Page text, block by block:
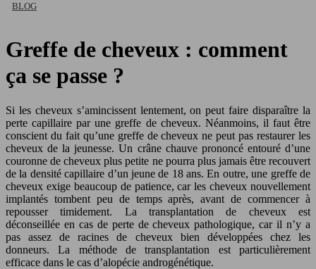
BLOG
Greffe de cheveux : comment
ça se passe ?
Si les cheveux s’amincissent lentement, on peut faire disparaître la
perte capillaire par une greffe de cheveux. Néanmoins, il faut être
conscient du fait qu’une greffe de cheveux ne peut pas restaurer les
cheveux de la jeunesse. Un crâne chauve prononcé entouré d’une
couronne de cheveux plus petite ne pourra plus jamais être recouvert
de la densité capillaire d’un jeune de 18 ans. En outre, une greffe de
cheveux exige beaucoup de patience, car les cheveux nouvellement
implantés tombent peu de temps après, avant de commencer à
repousser timidement. La transplantation de cheveux est
déconseillée en cas de perte de cheveux pathologique, car il n’y a
pas assez de racines de cheveux bien développées chez les
donneurs. La méthode de transplantation est particulièrement
efficace dans le cas d’alopécie androgénétique.